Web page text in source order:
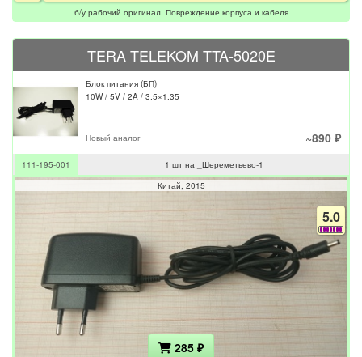
б/у рабочий оригинал. Повреждение корпуса и кабеля
TERA TELEKOM TTA-5020E
Блок питания (БП)
10W / 5V / 2A / 3.5×1.35
Новый аналог ~890 ₽
111-195-001
1 шт на _Шереметьево-1
Китай 2015
5.0
285 ₽